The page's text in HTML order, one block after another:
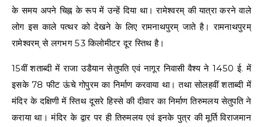
के समय अपने चिह्न के रूप में उन्हें दिया था। रामेश्वरम् की यात्रा करने वाले
लोग इस काले पत्थर को देखने के लिए रामनाथपुरम् जाते है। रामनाथपुरम्
रामेश्वरम् से लगभग 53 किलोमीटर दूर स्तिथ है।
15वीं शताब्दी में राजा उडैयान सेतुपति एवं नागूर निवासी वैश्य ने 1450 ई. में
इसके 78 फीट ऊंचे गोपुरम का निर्माण करवाया था। तथा सोलहवीं शताब्दी में
मंदिर के दक्षिणी में स्तिथ दूसरे हिस्से की दीवार का निर्माण तिरुमलय सेतुपति ने
कराया था। मंदिर के द्वार पर ही तिरुमलय एवं इनके पुत्र की मूर्ति विराजमान